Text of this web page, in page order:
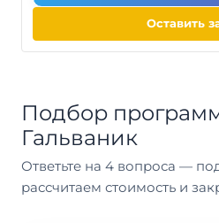
Оставить
Подбор
Гальваник
Ответьте на 4 вопроса —
рассчитаем стоимость и